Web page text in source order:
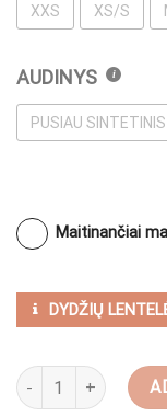
XXS XS/S
AUDINYS
PUSIAU
Maitinančiai
DYDŽIŲ
Žaisminga suknelė